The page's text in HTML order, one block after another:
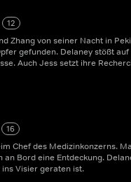
12
Zhang von seiner Nacht in
gefunden. Delaney stößt auf
Auch Jess setzt ihre
16
Chef des Medizinkonzerns.
an Bord eine Entdeckung.
Visier geraten ist.